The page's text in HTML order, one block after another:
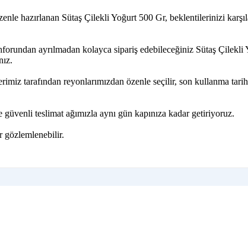
hazırlanan Sütaş Çilekli Yoğurt 500 Gr, beklentilerinizi
ayrılmadan kolayca sipariş edebileceğiniz Sütaş Çilekli
tarafından reyonlarımızdan özenle seçilir, son kullanma
teslimat ağımızla aynı gün kapınıza kadar getiriyoruz.
gözlemlenebilir.